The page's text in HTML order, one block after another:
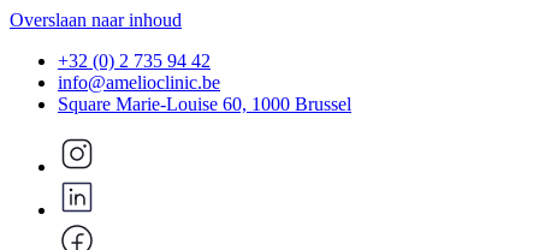
Overslaan naar inhoud
+32 (0) 2 735 94 42
info@amelioclinic.be
Square Marie-Louise 60, 1000 Brussel